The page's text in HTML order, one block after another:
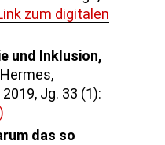
zum digitalen
und Inklusion,
Jg. 33 (1):
das so